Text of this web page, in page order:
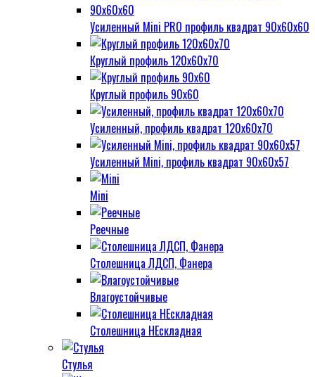
Усиленный Mini PRO профиль квадрат 90х60х60
Круглый профиль 120х60х70
Круглый профиль 90х60
Усиленный, профиль квадрат 120х60х70
Усиленный Mini, профиль квадрат 90х60х57
Mini
Реечные
Столешница ЛДСП, Фанера
Влагоустойчивые
Столешница НЕскладная
Стулья